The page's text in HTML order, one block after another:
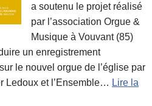
a soutenu le projet réalisé
par l’association Orgue &
Musique à Vouvant (85)
un enregistrement
le nouvel orgue de l’église par
Ledoux et l’Ensemble… Lire la